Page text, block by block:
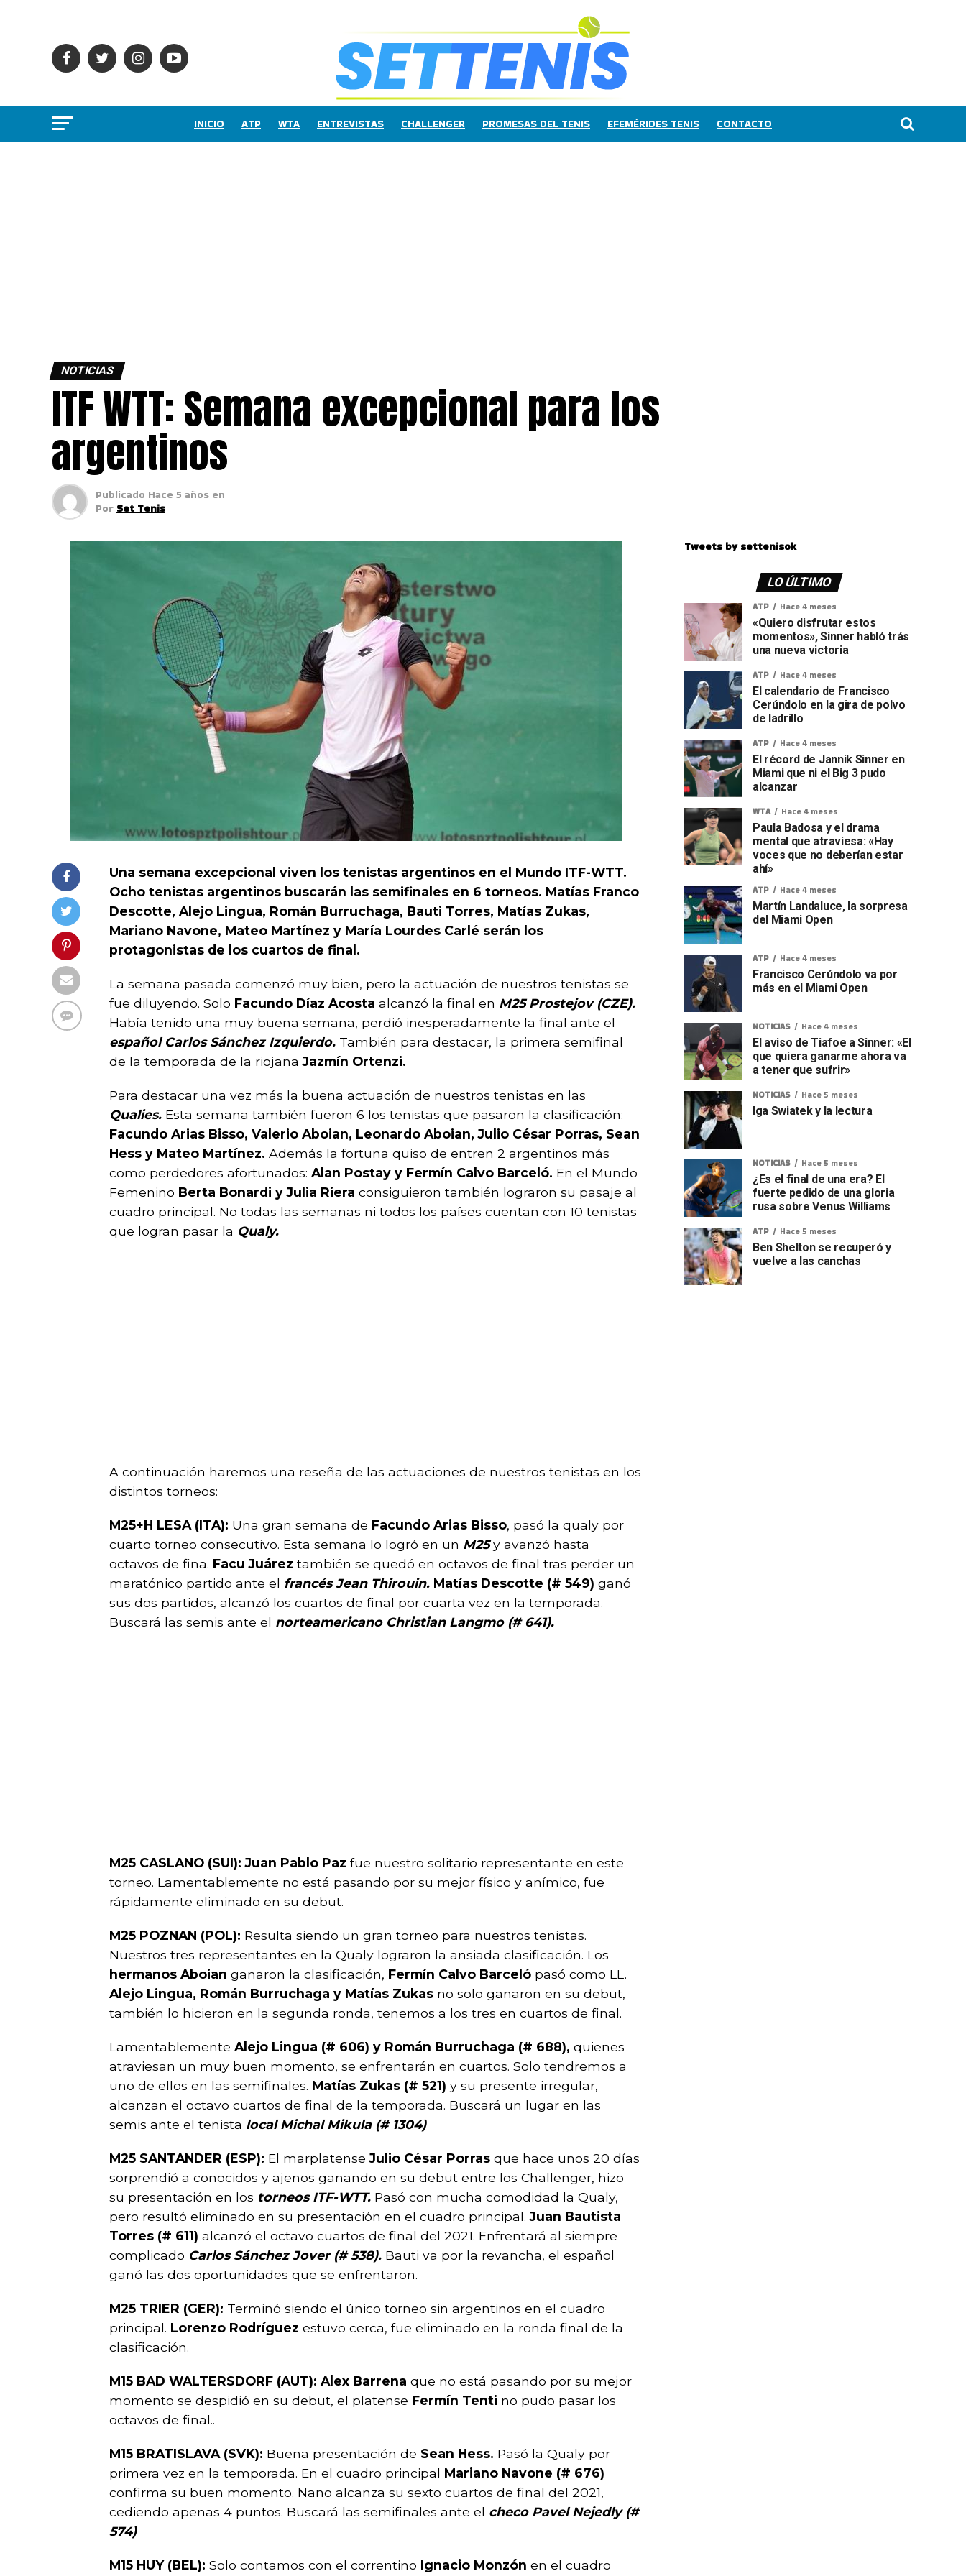
INICIO ATP WTA ENTREVISTAS CHALLENGER PROMESAS DEL TENIS EFEMÉRIDES TENIS CONTACTO
NOTICIAS
ITF WTT: Semana excepcional para los
argentinos
Publicado Hace 5 años en
Por Set Tenis
Una semana excepcional viven los tenistas argentinos en el Mundo ITF-WTT.
Ocho tenistas argentinos buscarán las semifinales en 6 torneos. Matías Franco
Descotte, Alejo Lingua, Román Burruchaga, Bauti Torres, Matías Zukas,
Mariano Navone, Mateo Martínez y María Lourdes Carlé serán los
protagonistas de los cuartos de final.
La semana pasada comenzó muy bien, pero la actuación de nuestros tenistas se
fue diluyendo. Solo Facundo Díaz Acosta alcanzó la final en M25 Prostejov (CZE).
Había tenido una muy buena semana, perdió inesperadamente la final ante el
español Carlos Sánchez Izquierdo. También para destacar, la primera semifinal
de la temporada de la riojana Jazmín Ortenzi.
Para destacar una vez más la buena actuación de nuestros tenistas en las
Qualies. Esta semana también fueron 6 los tenistas que pasaron la clasificación:
Facundo Arias Bisso, Valerio Aboian, Leonardo Aboian, Julio César Porras, Sean
Hess y Mateo Martínez. Además la fortuna quiso de entren 2 argentinos más
como perdedores afortunados: Alan Postay y Fermín Calvo Barceló. En el Mundo
Femenino Berta Bonardi y Julia Riera consiguieron también lograron su pasaje al
cuadro principal. No todas las semanas ni todos los países cuentan con 10 tenistas
que logran pasar la Qualy.
A continuación haremos una reseña de las actuaciones de nuestros tenistas en los
distintos torneos:
M25+H LESA (ITA): Una gran semana de Facundo Arias Bisso, pasó la qualy por
cuarto torneo consecutivo. Esta semana lo logró en un M25y avanzó hasta
octavos de fina. Facu Juárez también se quedó en octavos de final tras perder un
maratónico partido ante el francés Jean Thirouin. Matías Descotte (# 549) ganó
sus dos partidos, alcanzó los cuartos de final por cuarta vez en la temporada.
Buscará las semis ante el norteamericano Christian Langmo (# 641).
M25 CASLANO (SUI): Juan Pablo Paz fue nuestro solitario representante en este
torneo. Lamentablemente no está pasando por su mejor físico y anímico, fue
rápidamente eliminado en su debut.
M25 POZNAN (POL): Resulta siendo un gran torneo para nuestros tenistas.
Nuestros tres representantes en la Qualy lograron la ansiada clasificación. Los
hermanos Aboian ganaron la clasificación, Fermín Calvo Barceló pasó como LL.
Alejo Lingua, Román Burruchaga y Matías Zukas no solo ganaron en su debut,
también lo hicieron en la segunda ronda, tenemos a los tres en cuartos de final.
Lamentablemente Alejo Lingua (# 606) y Román Burruchaga (# 688), quienes
atraviesan un muy buen momento, se enfrentarán en cuartos. Solo tendremos a
uno de ellos en las semifinales. Matías Zukas (# 521) y su presente irregular,
alcanzan el octavo cuartos de final de la temporada. Buscará un lugar en las
semis ante el tenista local Michal Mikula (# 1304)
M25 SANTANDER (ESP): El marplatenseJulio César Porras que hace unos 20 días
sorprendió a conocidos y ajenos ganando en su debut entre los Challenger, hizo
su presentación en los torneos ITF-WTT. Pasó con mucha comodidad la Qualy,
pero resultó eliminado en su presentación en el cuadro principal.Juan Bautista
Torres (# 611) alcanzó el octavo cuartos de final del 2021. Enfrentará al siempre
complicado Carlos Sánchez Jover (# 538). Bauti va por la revancha, el español
ganó las dos oportunidades que se enfrentaron.
M25 TRIER (GER): Terminó siendo el único torneo sin argentinos en el cuadro
principal. Lorenzo Rodríguez estuvo cerca, fue eliminado en la ronda final de la
clasificación.
M15 BAD WALTERSDORF (AUT): Alex Barrena que no está pasando por su mejor
momento se despidió en su debut, el platense Fermín Tenti no pudo pasar los
octavos de final..
M15 BRATISLAVA (SVK): Buena presentación de Sean Hess. Pasó la Qualy por
primera vez en la temporada. En el cuadro principal Mariano Navone (# 676)
confirma su buen momento. Nano alcanza su sexto cuartos de final del 2021,
cediendo apenas 4 puntos. Buscará las semifinales ante el checo Pavel Nejedly (#
574)
M15 HUY (BEL): Solo contamos con el correntino Ignacio Monzón en el cuadro
Tweets by settenisok
LO ÚLTIMO
ATP Hace 4 meses
«Quiero disfrutar estos
momentos», Sinner habló trás
una nueva victoria
ATP Hace 4 meses
El calendario de Francisco
Cerúndolo en la gira de polvo
de ladrillo
ATP Hace 4 meses
El récord de Jannik Sinner en
Miami que ni el Big 3 pudo
alcanzar
WTA Hace 4 meses
Paula Badosa y el drama
mental que atraviesa: «Hay
voces que no deberían estar
ahí»
ATP Hace 4 meses
Martín Landaluce, la sorpresa
del Miami Open
ATP Hace 4 meses
Francisco Cerúndolo va por
más en el Miami Open
NOTICIAS Hace 4 meses
El aviso de Tiafoe a Sinner: «El
que quiera ganarme ahora va
a tener que sufrir»
NOTICIAS Hace 5 meses
Iga Swiatek y la lectura
NOTICIAS Hace 5 meses
¿Es el final de una era? El
fuerte pedido de una gloria
rusa sobre Venus Williams
ATP Hace 5 meses
Ben Shelton se recuperó y
vuelve a las canchas